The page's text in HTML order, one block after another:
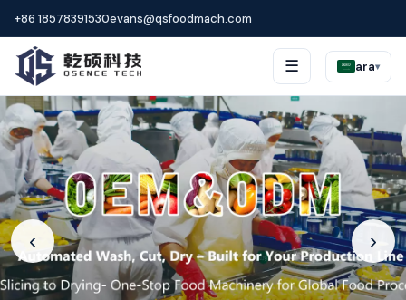
+86 18578391530evans@qsfoodmach.com
☰ ara▾
‹ ›